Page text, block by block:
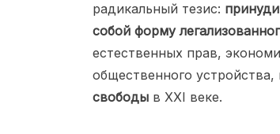
радикальный тезис:
собой форму
естественных прав,
общественного
свободы в XXI веке.